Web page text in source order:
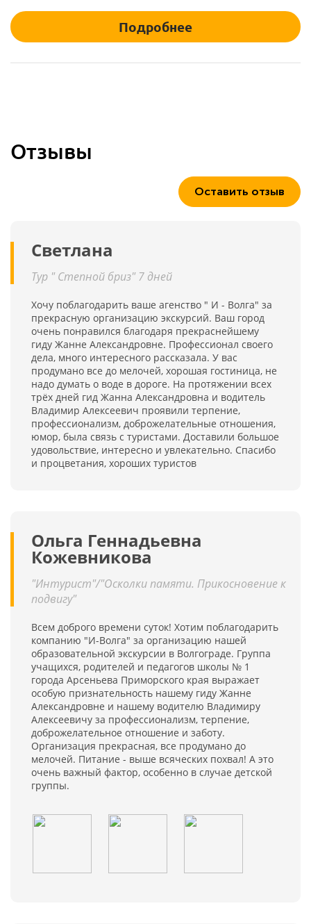
Подробнее
Отзывы
Оставить отзыв
Светлана
Тур " Степной бриз" 7 дней
Хочу поблагодарить ваше агенство " И - Волга" за
прекрасную организацию экскурсий. Ваш город
очень понравился благодаря прекраснейшему
гиду Жанне Александровне. Профессионал своего
дела, много интересного рассказала. У вас
продумано все до мелочей, хорошая гостиница, не
надо думать о воде в дороге. На протяжении всех
трёх дней гид Жанна Александровна и водитель
Владимир Алексеевич проявили терпение,
профессионализм, доброжелательные отношения,
юмор, была связь с туристами. Доставили большое
удовольствие, интересно и увлекательно. Спасибо
и процветания, хороших туристов
Ольга Геннадьевна
Кожевникова
"Интурист"/"Осколки памяти. Прикосновение к
подвигу"
Всем доброго времени суток! Хотим поблагодарить
компанию "И-Волга" за организацию нашей
образовательной экскурсии в Волгограде. Группа
учащихся, родителей и педагогов школы № 1
города Арсеньева Приморского края выражает
особую признательность нашему гиду Жанне
Александровне и нашему водителю Владимиру
Алексеевичу за профессионализм, терпение,
доброжелательное отношение и заботу.
Организация прекрасная, все продумано до
мелочей. Питание - выше всяческих похвал! А это
очень важный фактор, особенно в случае детской
группы.